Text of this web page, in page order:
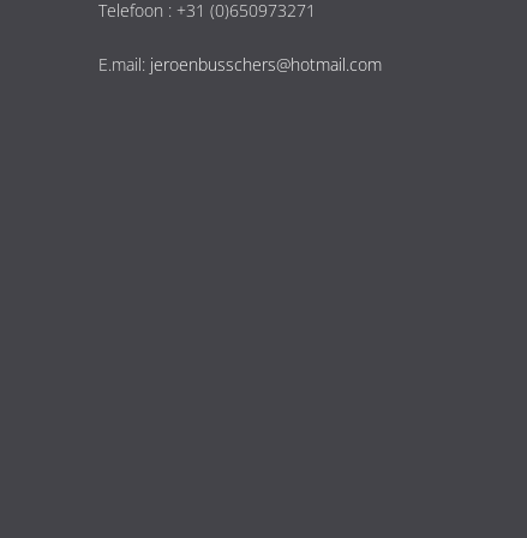
Telefoon : +31 (0)650973271
E.mail: jeroenbusschers@hotmail.com